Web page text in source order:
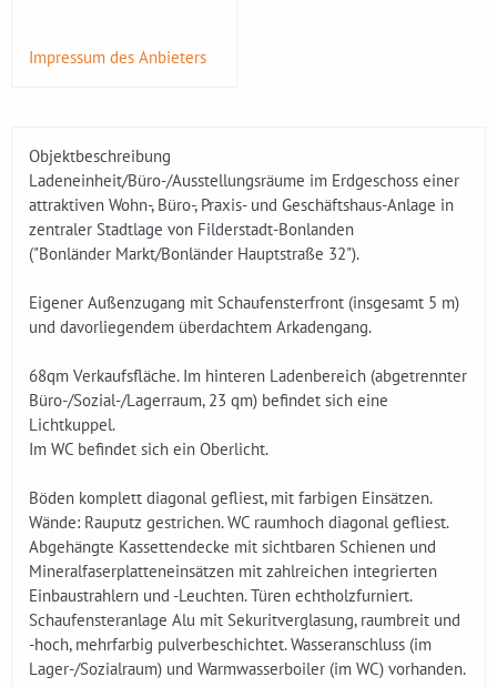
Impressum des Anbieters
Objektbeschreibung
Ladeneinheit/Büro-/Ausstellungsräume im Erdgeschoss einer
attraktiven Wohn-, Büro-, Praxis- und Geschäftshaus-Anlage in
zentraler Stadtlage von Filderstadt-Bonlanden
("Bonländer Markt/Bonländer Hauptstraße 32").
Eigener Außenzugang mit Schaufensterfront (insgesamt 5 m)
und davorliegendem überdachtem Arkadengang.
68qm Verkaufsfläche. Im hinteren Ladenbereich (abgetrennter
Büro-/Sozial-/Lagerraum, 23 qm) befindet sich eine
Lichtkuppel.
Im WC befindet sich ein Oberlicht.
Böden komplett diagonal gefliest, mit farbigen Einsätzen.
Wände: Rauputz gestrichen. WC raumhoch diagonal gefliest.
Abgehängte Kassettendecke mit sichtbaren Schienen und
Mineralfaserplatteneinsätzen mit zahlreichen integrierten
Einbaustrahlern und -Leuchten. Türen echtholzfurniert.
Schaufensteranlage Alu mit Sekuritverglasung, raumbreit und
-hoch, mehrfarbig pulverbeschichtet. Wasseranschluss (im
Lager-/Sozialraum) und Warmwasserboiler (im WC) vorhanden.